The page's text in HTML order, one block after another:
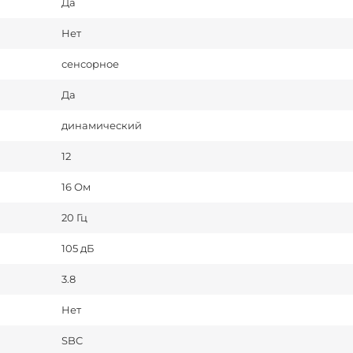
Да
Нет
сенсорное
Да
динамический
12
16 Ом
20 Гц
105 дБ
3.8
Нет
SBC